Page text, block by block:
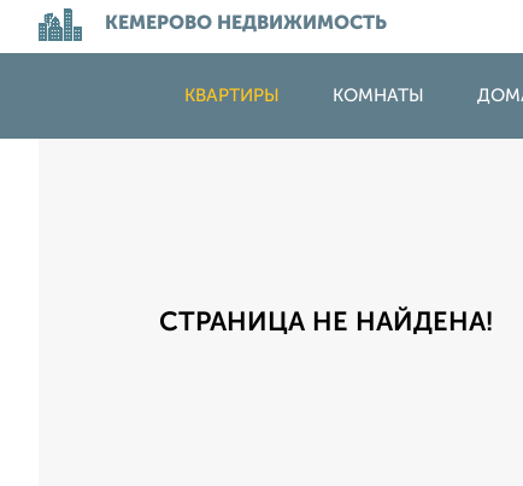
КЕМЕРОВО НЕДВИЖИМОСТЬ
КВАРТИРЫ КОМНАТЫ
СТРАНИЦА НЕ НАЙДЕНА!